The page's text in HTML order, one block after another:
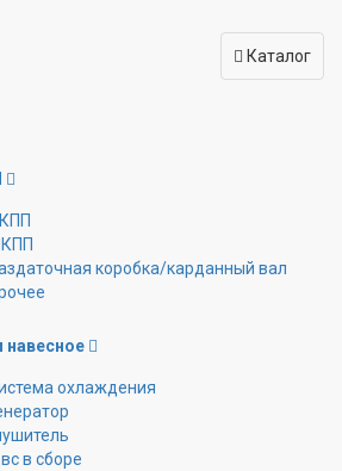
Каталог
коробка/карданный вал
навесное
охлаждения
в сборе